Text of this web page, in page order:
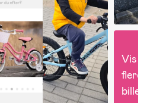
Vis
flere